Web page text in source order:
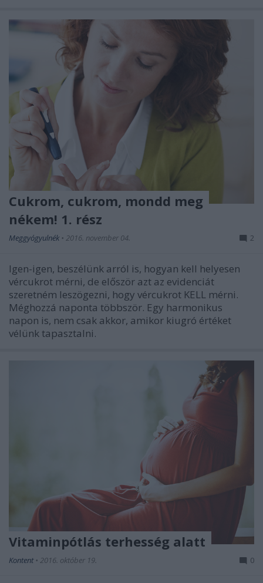
Cukrom, cukrom, mondd meg
nékem! 1. rész
Meggyógyulnék • 2016. november 04. 2
Igen-igen, beszélünk arról is, hogyan kell helyesen
vércukrot mérni, de először azt az evidenciát
szeretném leszögezni, hogy vércukrot KELL mérni.
Méghozzá naponta többször. Egy harmonikus
napon is, nem csak akkor, amikor kiugró értéket
vélünk tapasztalni.
Vitaminpótlás terhesség alatt
Kontent • 2016. október 19. 0